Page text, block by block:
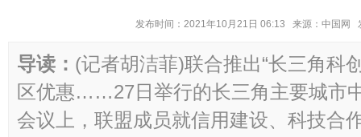
发布时间：2021年10月21日 06:13 来源：中国
导读： (记者胡洁菲)联合推出“长三角科
区优惠……27日举行的长三角主要城市
会议上，联盟成员就信用建设、科技合